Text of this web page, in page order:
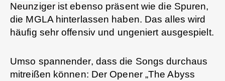
Neunziger ist ebenso präsent wie die Spuren,
die MGLA hinterlassen haben. Das alles wird
häufig sehr offensiv und ungeniert ausgespielt.
Umso spannender, dass die Songs durchaus
mitreißen können: Der Opener „The Abyss